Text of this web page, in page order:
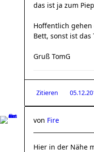
das ist ja zum
Hoffentlich
Bett, sonst ist das
Gruß TomG
Zitieren
von Fire
Hier in der Nähe